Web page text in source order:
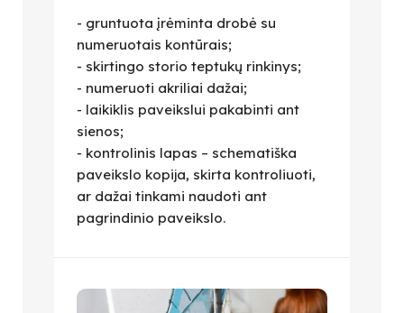
- gruntuota įrėminta drobė su
numeruotais kontūrais;
- skirtingo storio teptukų rinkinys;
- numeruoti akriliai dažai;
- laikiklis paveikslui pakabinti ant
sienos;
- kontrolinis lapas – schematiška
paveikslo kopija, skirta kontroliuoti,
ar dažai tinkami naudoti ant
pagrindinio paveikslo.